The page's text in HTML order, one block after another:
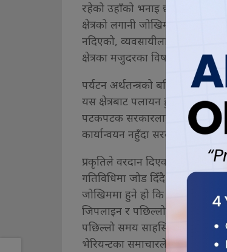
रहेको उहाँको भनाइ छ । “सरकारले
क्षेत्रको लगानी जोखिममा हुने डर
नदिएको, व्यवसायीलाई प्रदान गर्न
क्षेत्रका मजुदरका विषयमा पनि
पर्यटन अर्थतन्त्रको बलियो आधार
यस क्षेत्रबाट पलायन हुने स्थिति
पटकपटक सरकारलाई ध्यानाकर्षण
कार्यान्वयन नहुँदा सरकारप्रति
प्रकृतिले वरदान दिएको शहर
गतिविधिमा जोड दिँदै आएको
जोखिममा हुने हो कि भन्ने चिन्ता
जिपलाइन र पछिल्लो समय जायन्ट
पछिल्लो समय साहसिक खेलमा
भेरियन्टका समाचारले चिन्तित